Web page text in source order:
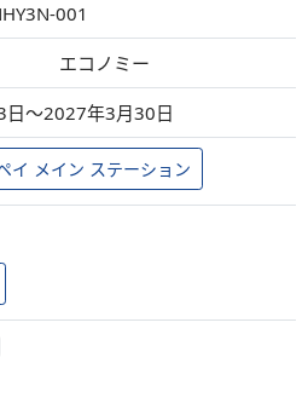
001
エコノミー
～2027年3月30日
イ メイン ステーション